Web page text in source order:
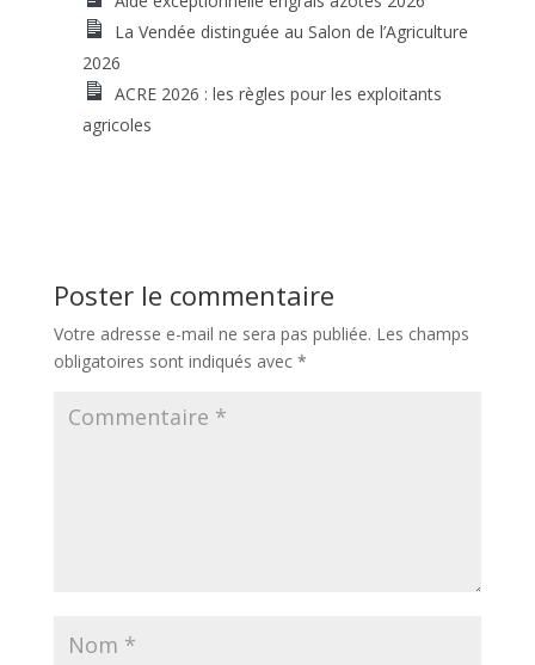
La Vendée distinguée au Salon de l’Agriculture
2026
ACRE 2026 : les règles pour les exploitants
agricoles
Poster le commentaire
Votre adresse e-mail ne sera pas publiée. Les champs
obligatoires sont indiqués avec *